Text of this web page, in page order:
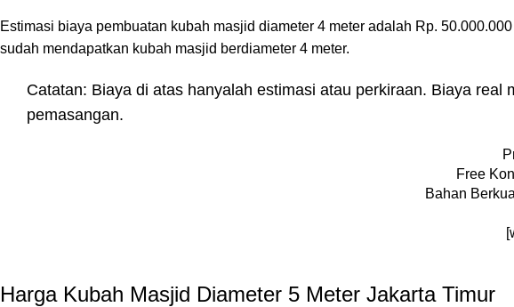
Estimasi biaya pembuatan kubah masjid diameter 4 meter adalah Rp.
sudah mendapatkan kubah masjid berdiameter 4 meter.
Catatan: Biaya di atas hanyalah estimasi atau perkiraan. Biaya
pemasangan.
Free
Bahan
Harga Kubah Masjid Diameter 5 Meter Jakarta Timur